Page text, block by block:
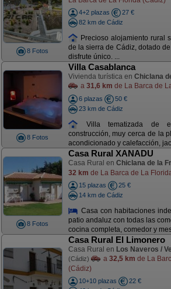
8 Fotos
4+2 plazas
27 €
82 km de Cádiz
Precioso alojamiento rural
de la sierra de Cádiz, dotado
disfrute único. ...
8 Fotos
Villa Casablanca
Vivienda turística en Chiclana
a 31,6 km de La Barca de
6 plazas
50 €
23 km de Cádiz
Villa tematizada de
construcción, muy cerca de la
acondicionado y calefacción,
8 Fotos
Casa Rural XANADU
Casa Rural en Chiclana de la
32 km de La Barca de La
15 plazas
25 €
14 km de Cádiz
Casa con habitaciones
patio andaluz con todas las
cocina completa, comedor y
Casa Rural El Limonero
Casa Rural en Los Naveros /
(Cádiz) a 32,5 km de La
(Cádiz)
10+10 plazas
22 €